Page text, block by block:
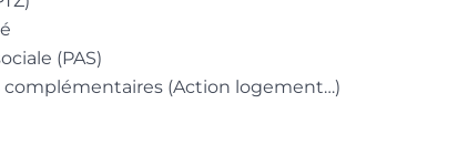
(PAS)
(Action logement…)